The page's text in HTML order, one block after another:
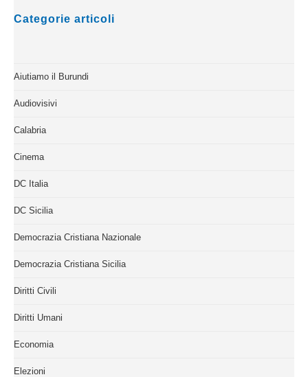
Categorie articoli
Aiutiamo il Burundi
Audiovisivi
Calabria
Cinema
DC Italia
DC Sicilia
Democrazia Cristiana Nazionale
Democrazia Cristiana Sicilia
Diritti Civili
Diritti Umani
Economia
Elezioni